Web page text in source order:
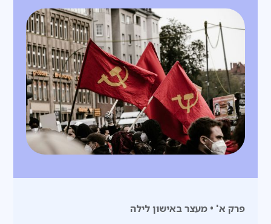
פרק א' • מעצר באישון לילה